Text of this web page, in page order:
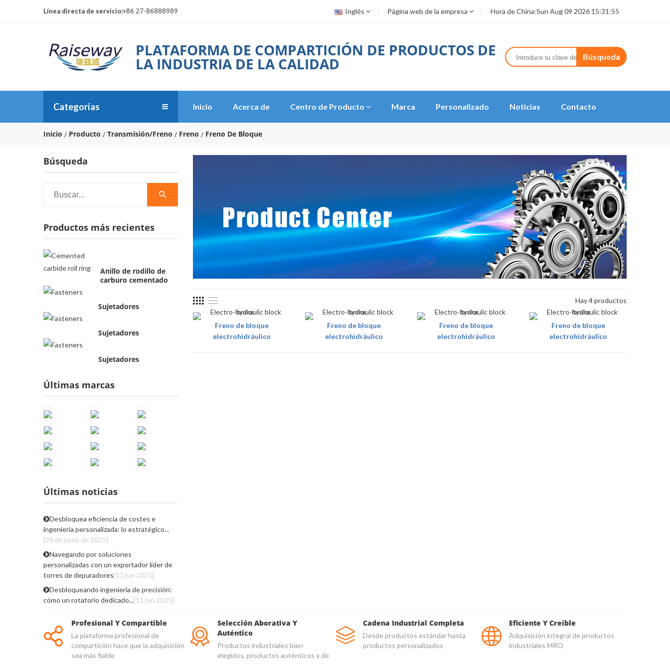
Línea directa de servicio:+86 27-86888989 Inglés Página web de la empresa Hora de China:Sun Aug 09 2026 15:31:55
PLATAFORMA DE COMPARTICIÓN DE PRODUCTOS DE
LA INDUSTRIA DE LA CALIDAD Búsqueda
Categorías Inicio Acerca de Centro de Producto Marca Personalizado Noticias Contacto
Inicio Producto Transmisión/Freno Freno Freno De Bloque
Búsqueda
Productos más recientes
Anillo de rodillo de
carburo cementado
Sujetadores
Sujetadores
Sujetadores
Últimas marcas
Últimas noticias
Desbloquea eficiencia de costes e
ingeniería personalizada: lo estratégico...
[28 de junio de 2025]
Navegando por soluciones
personalizadas con un exportador líder de
torres de depuradores[13 jun 2025]
Desbloqueando ingeniería de precisión:
cómo un rotatorio dedicado...[11 jun 2025]
Hay 4 productos
Freno de bloque
electrohidráulico
Freno de bloque
electrohidráulico
Freno de bloque
electrohidráulico
Freno de bloque
electrohidráulico
Profesional Y Compartible
La plataforma profesional de
compartición hace que la adquisición
sea más fiable
Selección Aborativa Y
Auténtico
Productos industriales bien
elegidos, productos auténticos y de
Cadena Industrial Completa
Desde productos estándar hasta
productos personalizados
Eficiente Y Creíble
Adquisición integral de productos
industriales MRO